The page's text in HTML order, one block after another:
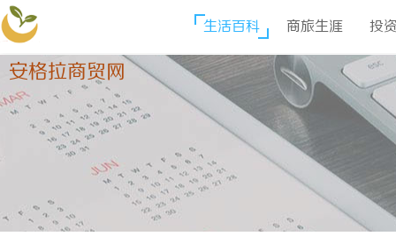
安格拉商贸网
生活百科 商旅生涯 投